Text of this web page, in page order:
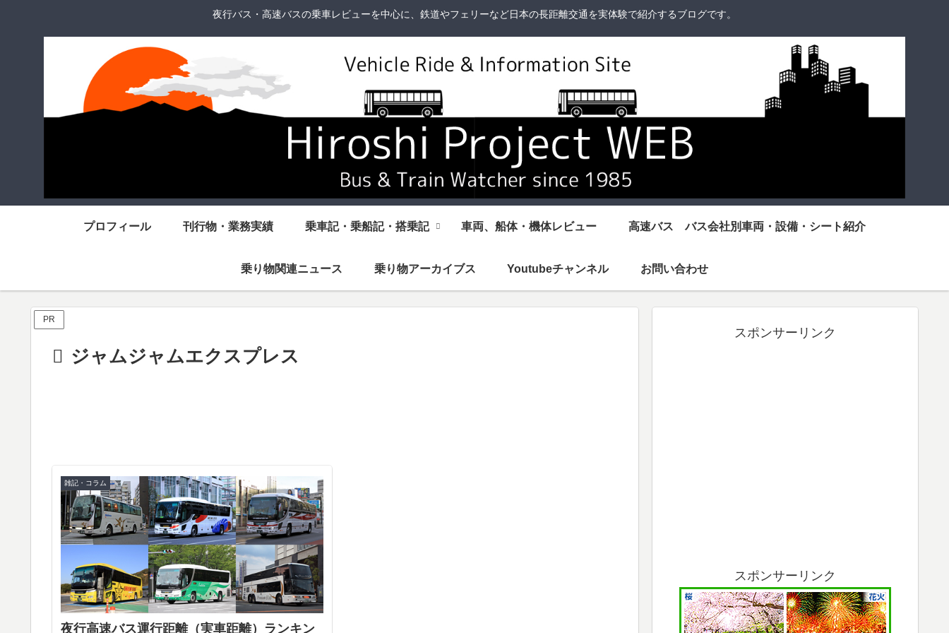
夜行バス・高速バスの乗車レビューを中心に、鉄道やフェリーなど日本の長距離交通を実体験で紹介するブログです。
プロフィール 刊行物・業務実績 乗車記・乗船記・搭乗記 車両、船体・機体レビュー 高速バス バス会社別車両・設備・シート紹介
乗り物関連ニュース 乗り物アーカイブス Youtubeチャンネル お問い合わせ
PR
ジャムジャムエクスプレス
雑記・コラム
夜行高速バス運行距離（実車距離）ランキン
スポンサーリンク
スポンサーリンク